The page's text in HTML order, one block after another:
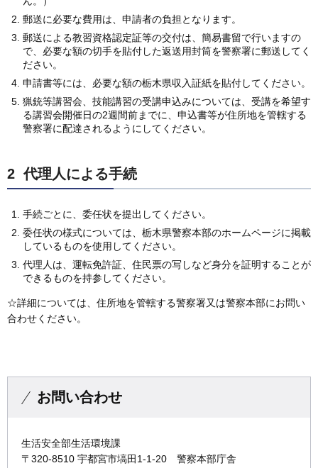
郵送に必要な費用は、申請者の負担となります。
郵送による教習資格認定証等の交付は、簡易書留で行いますの
で、必要な額の切手を貼付した返送用封筒を警察署に郵送してく
ださい。
申請書等には、必要な額の栃木県収入証紙を貼付してください。
猟銃等講習会、技能講習の受講申込みについては、受講を希望す
る講習会開催日の2週間前までに、申込書等が住所地を管轄する
警察署に配達されるようにしてください。
2 代理人による手続
手続ごとに、委任状を提出してください。
委任状の様式については、栃木県警察本部のホームページに掲載
しているものを使用してください。
代理人は、運転免許証、住民票の写しなど身分を証明することが
できるものを持参してください。
☆詳細については、住所地を管轄する警察署又は警察本部にお問い
合わせください。
お問い合わせ
生活安全部生活環境課
〒320-8510 宇都宮市塙田1-1-20 警察本部庁舎